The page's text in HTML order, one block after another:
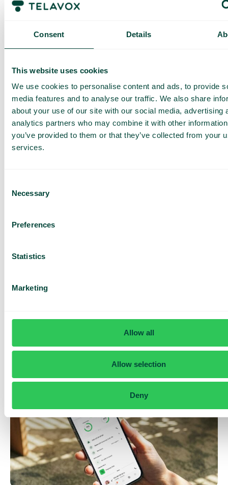
Consent Details
This website uses cookies
We use cookies to personalise content and ads, to provide
media features and to analyse our traffic. We also share
about your use of our site with our social media, advertising
analytics partners who may combine it with other
you’ve provided to them or that they’ve collected from your
services.
Selection
Necessary
Preferences
Statistics
Marketing
Allow all
Allow selection
Deny
Thailand
Zone 2B
Har du frågor? Vi har svaren
Mobile+?
Daily cost control
dina dagliga kostnader när du surfar utanför EU/EES.
Den dagliga begränsningen har en viss mängd data till ett
förutbestämt maxpris. När du har förbrukat den datamängden